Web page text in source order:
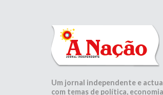
Um jornal independente e
com temas de política,